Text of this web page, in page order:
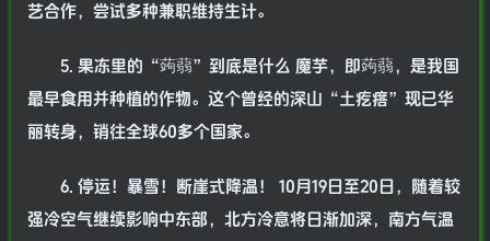
艺合作，尝试多种兼职维持生计。
5. 果冻里的“蒟蒻”到底是什么 魔芋，即蒟蒻，是我国
最早食用并种植的作物。这个曾经的深山“土疙瘩”现已华
丽转身，销往全球60多个国家。
6. 停运！暴雪！断崖式降温！ 10月19日至20日，随着较
强冷空气继续影响中东部，北方冷意将日渐加深，南方气温